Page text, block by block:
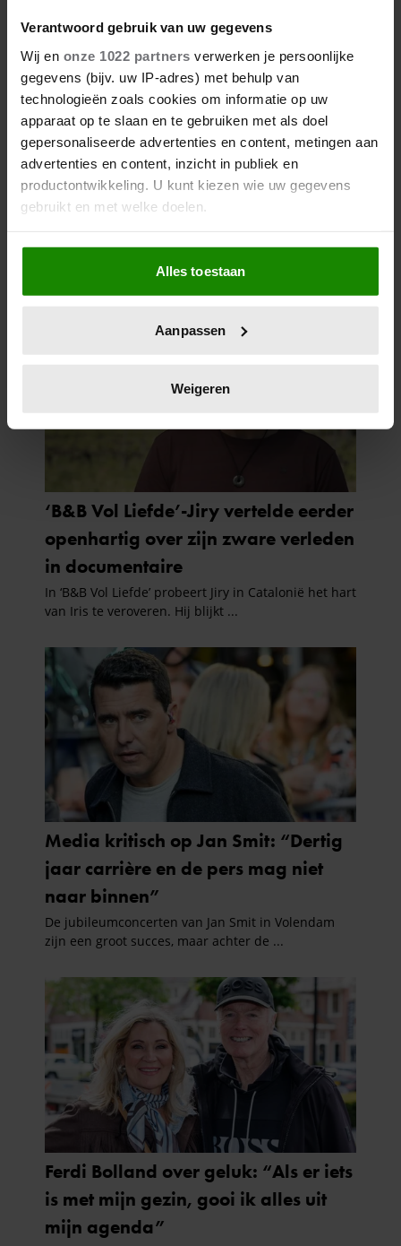
Verantwoord gebruik van uw gegevens
Wij en onze 1022 partners verwerken je persoonlijke
gegevens (bijv. uw IP-adres) met behulp van
technologieën zoals cookies om informatie op uw
apparaat op te slaan en te gebruiken met als doel
gepersonaliseerde advertenties en content, metingen aan
advertenties en content, inzicht in publiek en
productontwikkeling. U kunt kiezen wie uw gegevens
gebruikt en met welke doelen.
Als u het toestaat, willen we ook graag:
Informatie verzamelen over uw geografische
locatie, die tot een paar meter nauwkeurig kan zijn
scannen op specifieke eigenschappen (fingerprinting)
verwerkt en stel uw voorkeuren in het
intrekken in de Cookieverklaring.
We gebruiken cookies om content en advertenties te
personaliseren, om functies voor social media te bieden
en om ons websiteverkeer te analyseren. Ook delen we
informatie over uw gebruik van onze site met onze
partners voor social media, adverteren en analyse. Deze
informatie die u aan ze heeft verstrekt of die ze hebben
verzameld op basis van uw gebruik van hun services. U
gebruiken.
Alles toestaan
Aanpassen
Weigeren